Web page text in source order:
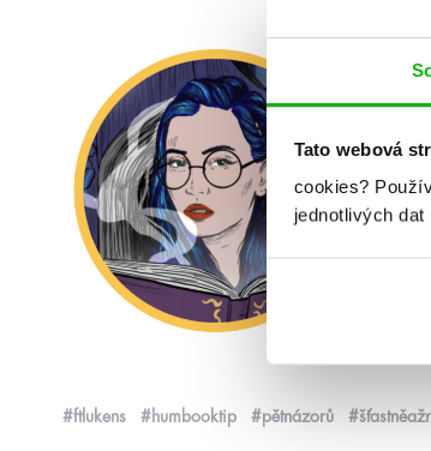
Tato webová
cookies?
jednotlivých dat
#ftlukens #humbooktip #pětnázorů